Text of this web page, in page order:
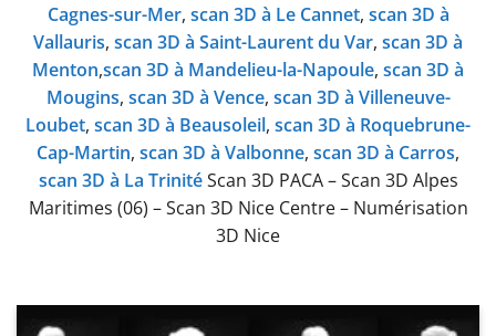
Cagnes-sur-Mer, scan 3D à Le Cannet, scan 3D à
Vallauris, scan 3D à Saint-Laurent du Var, scan 3D à
Menton,scan 3D à Mandelieu-la-Napoule, scan 3D à
Mougins, scan 3D à Vence, scan 3D à Villeneuve-
Loubet, scan 3D à Beausoleil, scan 3D à Roquebrune-
Cap-Martin, scan 3D à Valbonne, scan 3D à Carros,
scan 3D à La TrinitéScan 3D PACA – Scan 3D Alpes
Maritimes (06) – Scan 3D Nice Centre – Numérisation
3D Nice